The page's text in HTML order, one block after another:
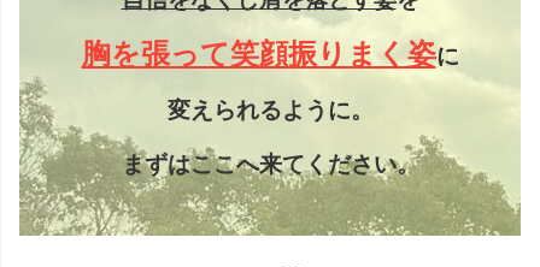
胸を張って笑顔振りまく姿に
変えられるように。
まずはここへ来てください。